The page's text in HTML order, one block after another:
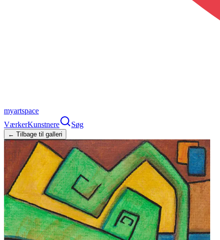
myartspace
VærkerKunstnere Søg
← Tilbage til galleri